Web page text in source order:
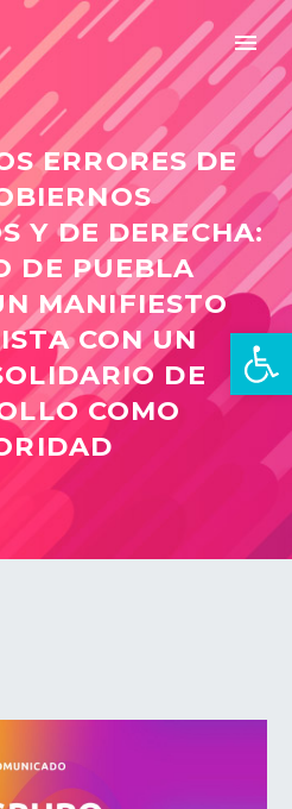
ERRORES DE
Y DE DERECHA:
DE PUEBLA
MANIFIESTO
CON UN
DE
COMO